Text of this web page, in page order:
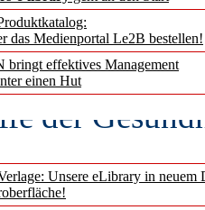
das Medienportal Le2B bestellen!
bringt effektives Management
einen Hut
Unsere eLibrary in neuem
der